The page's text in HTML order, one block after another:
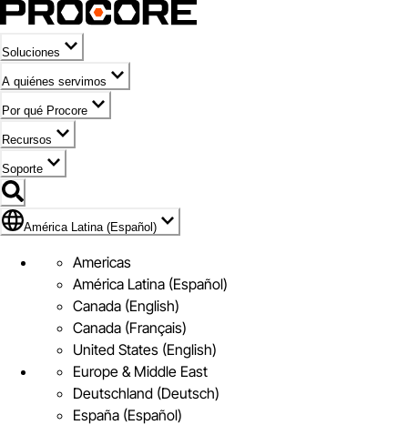
Soluciones
A quiénes servimos
Por qué Procore
Recursos
Soporte
Bandera de América Latina (Español)
América Latina (Español)
Americas
América Latina (Español)
Canada (English)
Canada (Français)
United States (English)
Europe & Middle East
Deutschland (Deutsch)
España (Español)